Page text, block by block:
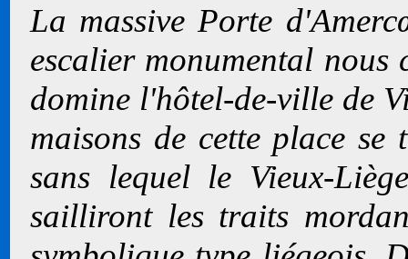
La massive Porte
escalier monumental
domine l'hôtel-de-ville de
maisons de cette place se
sans lequel le Vieux-
sailliront les traits